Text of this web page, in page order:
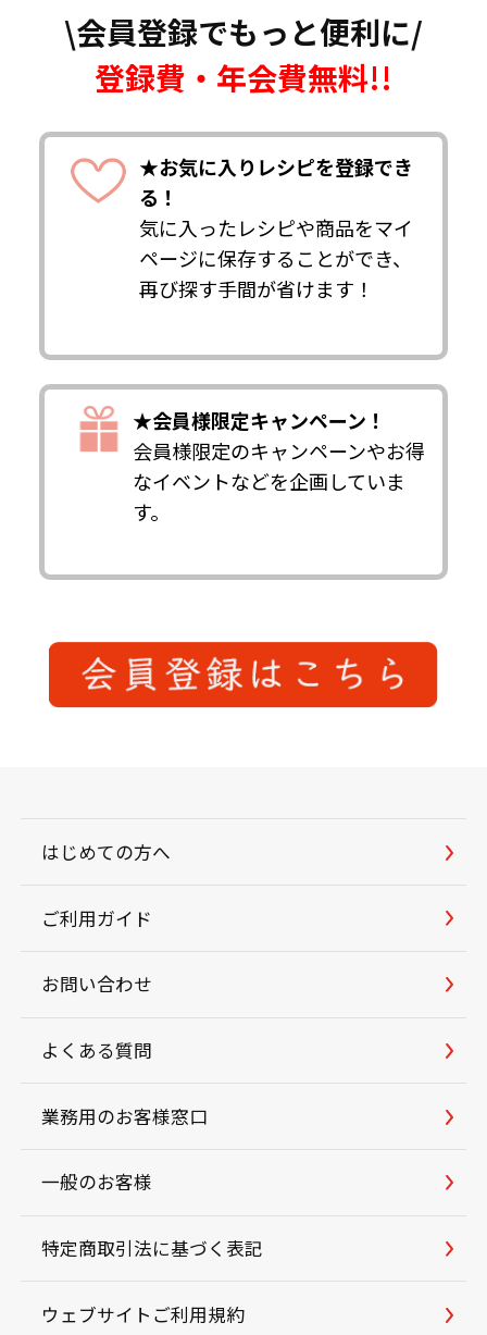
\会員登録でもっと便利に/
登録費・年会費無料!!
★お気に入りレシピを登録でき
る！
気に入ったレシピや商品をマイ
ページに保存することができ、
再び探す手間が省けます！
★会員様限定キャンペーン！
会員様限定のキャンペーンやお得
なイベントなどを企画していま
す。
はじめての方へ
ご利用ガイド
お問い合わせ
よくある質問
業務用のお客様窓口
一般のお客様
特定商取引法に基づく表記
ウェブサイトご利用規約